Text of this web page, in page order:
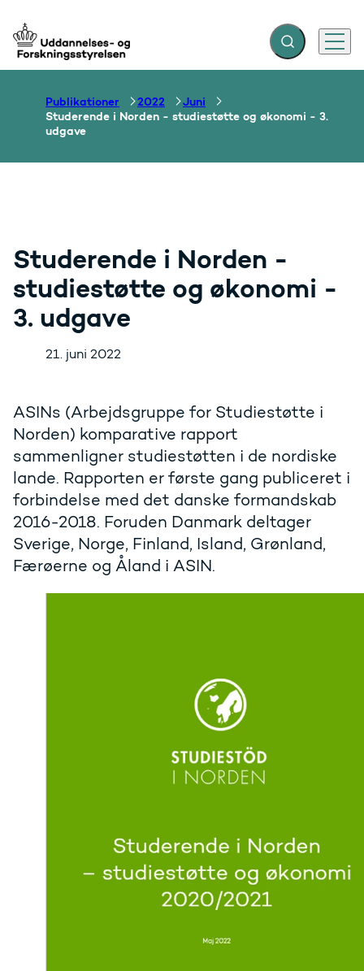
Gå til forsiden Fold søgefelt ud
Menu
Publikationer 2022
Juni
Studerende i Norden - studiestøtte og økonomi - 3.
udgave
Studerende i Norden -
studiestøtte og økonomi -
3. udgave
21. juni 2022
ASINs (Arbejdsgruppe for Studiestøtte i
Norden) komparative rapport
sammenligner studiestøtten i de nordiske
lande. Rapporten er første gang publiceret i
forbindelse med det danske formandskab
2016-2018. Foruden Danmark deltager
Sverige, Norge, Finland, Island, Grønland,
Færøerne og Åland i ASIN.